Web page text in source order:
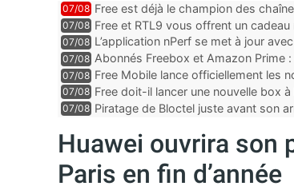
07/08 Free est déjà le champion des
encore au moin...
07/08 Free et RTL9 vous offrent un
l’obtenir
07/08 L’application nPerf se met à jour
Mobile, Orange, SFR ...
07/08 Abonnés Freebox et Amazon Prime
07/08 Free Mobile lance officiellement les
des promos et des cadeaux
07/08 Free doit-il lancer une nouvelle box
07/08 Piratage de Bloctel juste avant son
Huawei ouvrira son
Paris en fin d’année